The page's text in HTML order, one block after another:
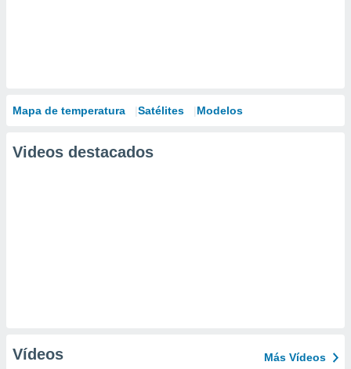
Mapa de temperatura Satélites Modelos
Videos destacados
Vídeos Más Vídeos